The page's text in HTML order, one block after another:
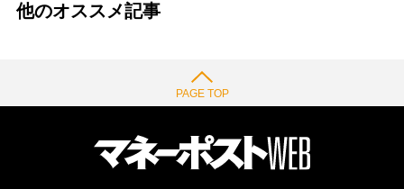
他のオススメ記事
PAGE TOP